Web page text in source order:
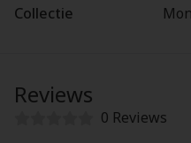
Collectie
Reviews
0 Reviews